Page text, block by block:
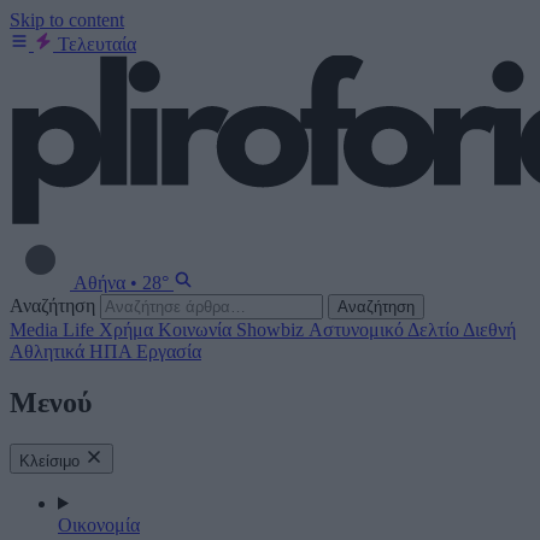
Skip to content
Τελευταία
Αθήνα • 28°
Αναζήτηση
Αναζήτηση
Media Life Χρήμα Κοινωνία Showbiz Αστυνομικό Δελτίο Διεθνή
Αθλητικά ΗΠΑ Εργασία
Μενού
Κλείσιμο
Οικονομία